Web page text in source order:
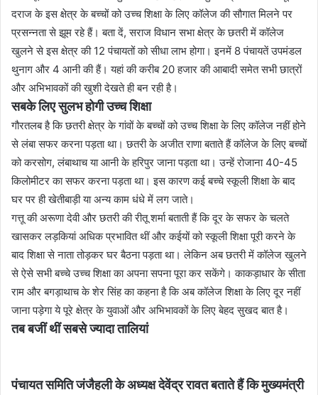
दराज के इस क्षेत्र के बच्चों को उच्च शिक्षा के लिए कॉलेज की सौगात मिलने पर
प्रसन्नता से झूम रहे हैं। बता दें, सराज विधान सभा क्षेत्र के छतरी में कॉलेज
खुलने से इस क्षेत्र की 12 पंचायतों को सीधा लाभ होगा। इनमें 8 पंचायतें उपमंडल
थुनाग और 4 आनी की हैं। यहां की करीब 20 हजार की आबादी समेत सभी छात्रों
और अभिभावकों की खुशी देखते ही बन रही है।
सबके लिए सुलभ होगी उच्च शिक्षा
गौरतलब है कि छतरी क्षेत्र के गांवों के बच्चों को उच्च शिक्षा के लिए कॉलेज नहीं होने
से लंबा सफर करना पड़ता था। छतरी के अजीत राणा बताते हैं कॉलेज के लिए बच्चों
को करसोग, लंबाथाच या आनी के हरिपुर जाना पड़ता था। उन्हें रोजाना 40-45
किलोमीटर का सफर करना पड़ता था। इस कारण कई बच्चे स्कूली शिक्षा के बाद
घर पर ही खेतीबाड़ी या अन्य काम धंधे में लग जाते।
गत्तू की अरूणा देवी और छतरी की रीतू शर्मा बताती हैं कि दूर के सफर के चलते
खासकर लड़कियां अधिक प्रभावित थीं और कईयों को स्कूली शिक्षा पूरी करने के
बाद शिक्षा से नाता तोड़कर घर बैठना पड़ता था। लेकिन अब छतरी में कॉलेज खुलने
से ऐसे सभी बच्चे उच्च शिक्षा का अपना सपना पूरा कर सकेंगे। काकड़ाधार के सीता
राम और बगड़ाथाच के शेर सिंह का कहना है कि अब कॉलेज शिक्षा के लिए दूर नहीं
जाना पड़ेगा ये पूरे क्षेत्र के युवाओं और अभिभावकों के लिए बेहद सुखद बात है।
तब बजीं थीं सबसे ज्यादा तालियां
पंचायत समिति जंजैहली के अध्यक्ष देवेंद्र रावत बताते हैं कि मुख्यमंत्री